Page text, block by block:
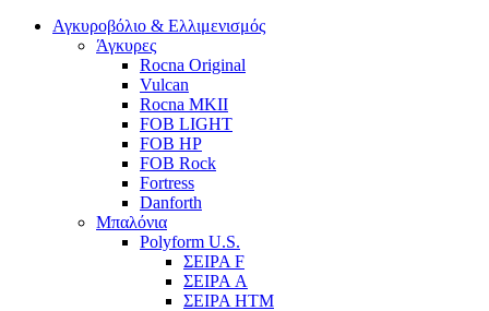
Αγκυροβόλιο & Ελλιμενισμός
Άγκυρες
Rocna Original
Vulcan
Rocna MKII
FOB LIGHT
FOB HP
FOB Rock
Fortress
Danforth
Μπαλόνια
Polyform U.S.
ΣΕΙΡΑ F
ΣΕΙΡΑ A
ΣΕΙΡΑ HTM